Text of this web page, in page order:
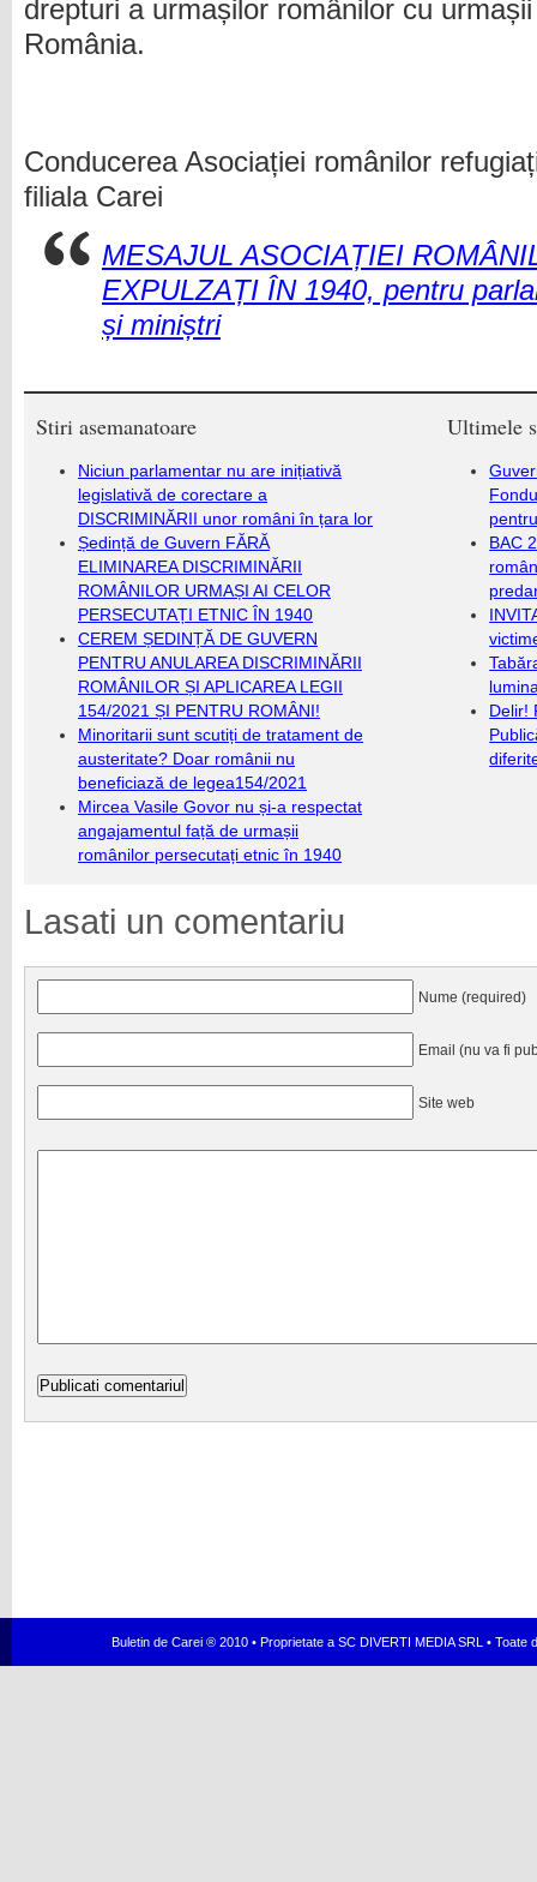
drepturi a urmașilor românilor cu
România.
Conducerea Asociației românilor
filiala Carei
MESAJUL ASOCIAȚIEI
EXPULZAȚI ÎN 1940, pentru
și miniștri
Stiri asemanatoare
Niciun parlamentar nu are inițiativă
legislativă de corectare a
DISCRIMINĂRII unor români în țara lor
Ședință de Guvern FĂRĂ
ELIMINAREA DISCRIMINĂRII
ROMÂNILOR URMAȘI AI CELOR
PERSECUTAȚI ETNIC ÎN 1940
CEREM ȘEDINȚĂ DE GUVERN
PENTRU ANULAREA DISCRIMINĂRII
ROMÂNILOR ȘI APLICAREA LEGII
154/2021 ȘI PENTRU ROMÂNI!
Minoritarii sunt scutiți de tratament de
austeritate? Doar românii nu
beneficiază de legea154/2021
Mircea Vasile Govor nu și-a respectat
angajamentul față de urmașii
românilor persecutați etnic în 1940
Ultimele
BAC
Delir!
Lasati un comentariu
Nume (required)
Email (nu va fi
Site web
Buletin de Carei ® 2010 • Proprietate a SC DIVERTI MEDIA SRL •